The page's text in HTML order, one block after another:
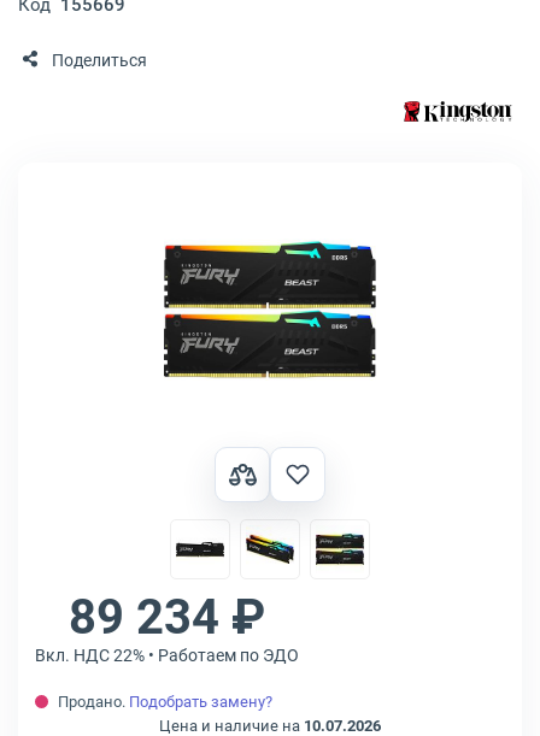
Код 155669
Поделиться
89 234 ₽
Вкл. НДС 22% • Работаем по ЭДО
Продано. Подобрать замену?
Цена и наличие на 10.07.2026